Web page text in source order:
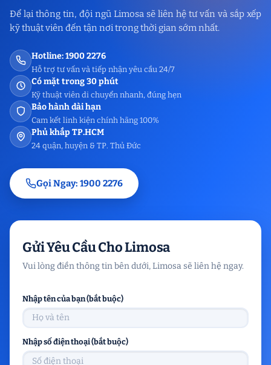
Để lại thông tin, đội ngũ Limosa sẽ liên hệ tư vấn và sắp xếp
kỹ thuật viên đến tận nơi trong thời gian sớm nhất.
Hotline: 1900 2276
Hỗ trợ tư vấn và tiếp nhận yêu cầu 24/7
Có mặt trong 30 phút
Kỹ thuật viên di chuyển nhanh, đúng hẹn
Bảo hành dài hạn
Cam kết linh kiện chính hãng 100%
Phủ khắp TP.HCM
24 quận, huyện & TP. Thủ Đức
Gọi Ngay: 1900 2276
Gửi Yêu Cầu Cho Limosa
Vui lòng điền thông tin bên dưới, Limosa sẽ liên hệ ngay.
Nhập tên của bạn (bắt buộc)
Nhập số điện thoại (bắt buộc)